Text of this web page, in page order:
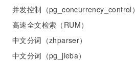
并发控制（pg_concurrency_control）
高速全文检索（RUM）
中文分词（zhparser）
中文分词（pg_jieba）